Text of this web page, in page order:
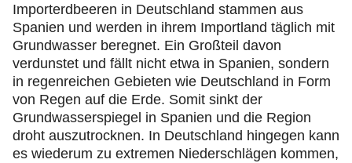
Importerdbeeren in Deutschland stammen aus
Spanien und werden in ihrem Importland täglich mit
Grundwasser beregnet. Ein Großteil davon
verdunstet und fällt nicht etwa in Spanien, sondern
in regenreichen Gebieten wie Deutschland in Form
von Regen auf die Erde. Somit sinkt der
Grundwasserspiegel in Spanien und die Region
droht auszutrocknen. In Deutschland hingegen kann
es wiederum zu extremen Niederschlägen kommen,